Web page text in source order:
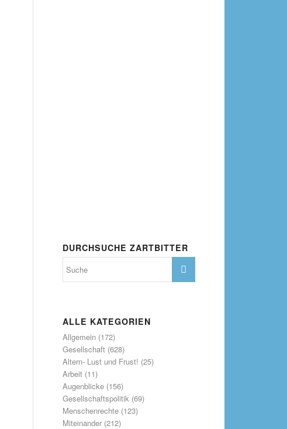
DURCHSUCHE ZARTBITTER
ALLE KATEGORIEN
Allgemein(172)
Gesellschaft(628)
Altern- Lust und Frust! (25)
Arbeit(11)
Augenblicke(156)
Gesellschaftspolitik(69)
Menschenrechte(123)
Miteinander(212)